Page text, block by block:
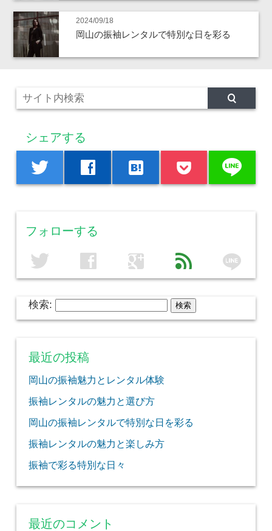
2024/09/18
岡山の振袖レンタルで特別な日を彩る
シェアする
twitter facebook hatenabookmark line
フォローする
twitter facebook google feed line
検索:
最近の投稿
岡山の振袖魅力とレンタル体験
振袖レンタルの魅力と選び方
岡山の振袖レンタルで特別な日を彩る
振袖レンタルの魅力と楽しみ方
振袖で彩る特別な日々
最近のコメント